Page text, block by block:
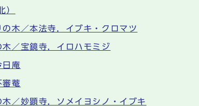
）
の木／本法寺，イブキ・クロマツ
木／宝鏡寺，イロハモミジ
日庵
審菴
木／妙顕寺，ソメイヨシノ・イブキ